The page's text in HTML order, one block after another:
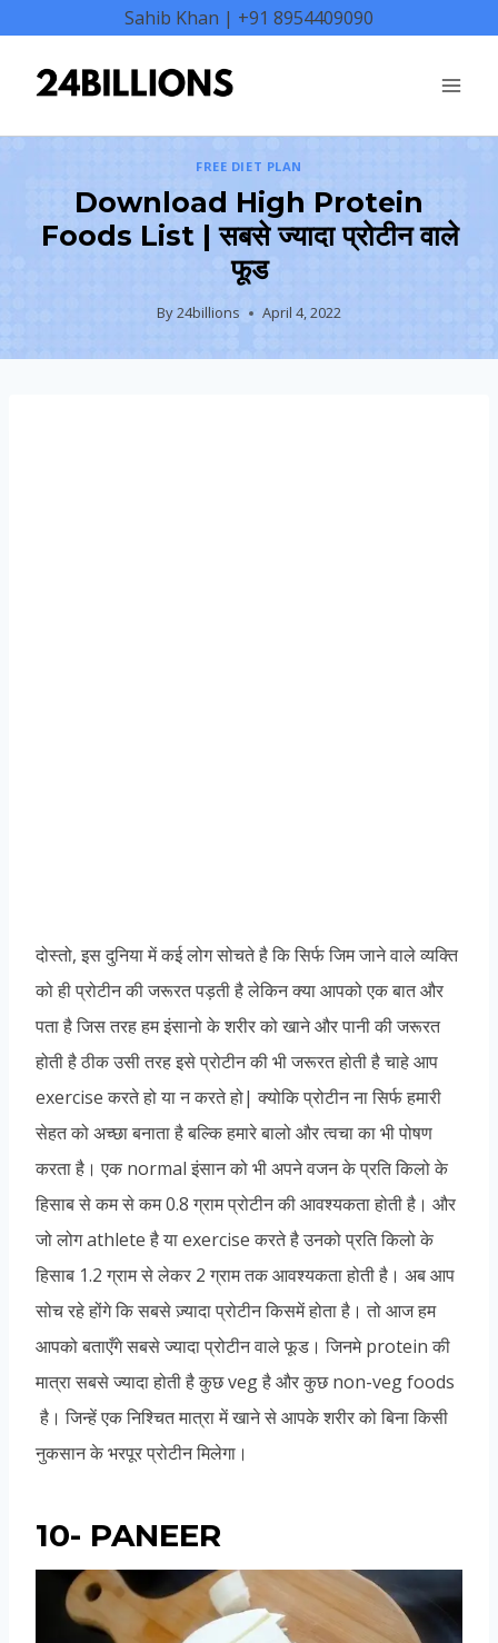
content
Sahib Khan | +91 8954409090
FREE DIET PLAN
Download High Protein
Foods List | सबसे ज्यादा प्रोटीन वाले
फूड
By24billions April 4, 2022
दोस्तो, इस दुनिया में कई लोग सोचते है कि सिर्फ जिम जाने वाले व्यक्ति
को ही प्रोटीन की जरूरत पड़ती है लेकिन क्या आपको एक बात और
पता है जिस तरह हम इंसानो के शरीर को खाने और पानी की जरूरत
होती है ठीक उसी तरह इसे प्रोटीन की भी जरूरत होती है चाहे आप
exercise करते हो या न करते हो| क्योकि प्रोटीन ना सिर्फ हमारी
सेहत को अच्छा बनाता है बल्कि हमारे बालो और त्वचा का भी पोषण
करता है। एक normal इंसान को भी अपने वजन के प्रति किलो के
हिसाब से कम से कम 0.8 ग्राम प्रोटीन की आवश्यकता होती है। और
जो लोग athlete है या exercise करते है उनको प्रति किलो के
हिसाब 1.2 ग्राम से लेकर 2 ग्राम तक आवश्यकता होती है। अब आप
सोच रहे होंगे कि सबसे ज़्यादा प्रोटीन किसमें होता है। तो आज हम
आपको बताएँगे सबसे ज्यादा प्रोटीन वाले फूड। जिनमे protein की
मात्रा सबसे ज्यादा होती है कुछ veg है और कुछ non-veg foods
है। जिन्हें एक निश्चित मात्रा में खाने से आपके शरीर को बिना किसी
नुकसान के भरपूर प्रोटीन मिलेगा।
10- PANEER